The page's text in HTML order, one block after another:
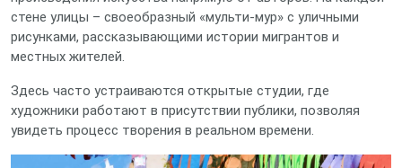
стене улицы – своеобразный «мульти‑мур» с уличными
рисунками, рассказывающими истории мигрантов и
местных жителей.
Здесь часто устраиваются открытые студии, где
художники работают в присутствии публики, позволяя
увидеть процесс творения в реальном времени.